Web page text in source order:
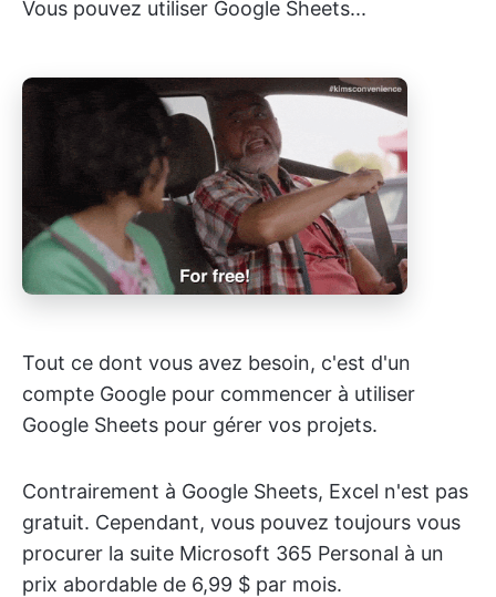
Vous pouvez utiliser Google Sheets...
Tout ce dont vous avez besoin, c'est d'un
compte Google pour commencer à utiliser
Google Sheets pour gérer vos projets.
Contrairement à Google Sheets, Excel n'est pas
gratuit. Cependant, vous pouvez toujours vous
procurer la suite Microsoft 365 Personal à un
prix abordable de 6,99 $ par mois.